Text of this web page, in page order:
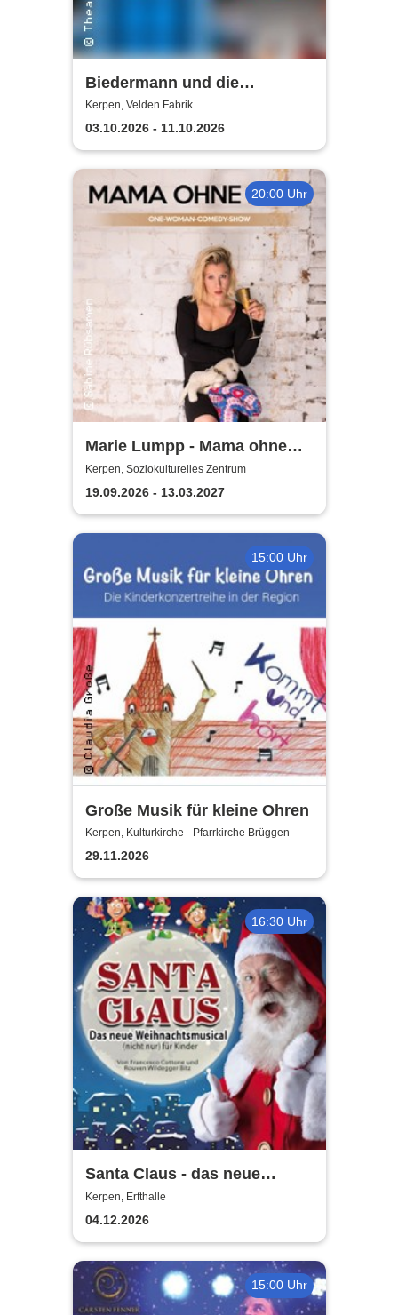
Biedermann und die
Brandstifter -
Theaterensemble dell' arte
e.V.
Kerpen, Velden Fabrik
03.10.2026 - 11.10.2026
20:00 Uhr
Marie Lumpp - Mama ohne
Plan
Kerpen, Soziokulturelles Zentrum
19.09.2026 - 13.03.2027
15:00 Uhr
Große Musik für kleine Ohren
Kerpen, Kulturkirche - Pfarrkirche Brüggen
29.11.2026
16:30 Uhr
Santa Claus - das neue
Weihnachtsmusical (nicht
nur) für Kinder
Kerpen, Erfthalle
04.12.2026
15:00 Uhr